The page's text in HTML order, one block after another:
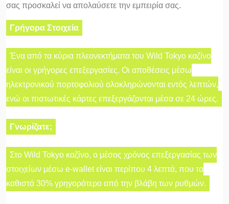
σας προσκαλεί να απολαύσετε την εμπειρία σας.
Γρήγορα Στοιχεία
Ένα από τα κύρια πλεονεκτήματα του Wild Tokyo καζίνο
είναι οι γρήγορες επεξεργασίες. Οι αποθέσεις μέσω
ηλεκτρονικού πορτοφολιού ολοκληρώνονται εντός λεπτών,
ενώ οι πιστωτικές κάρτες επεξεργάζονται μέσα σε 24 ώρες.
Γνωρίζατε;
Στο Wild Tokyo καζίνο, ο μέσος χρόνος επεξεργασίας των
στοιχείων μέσω e-wallet είναι περίπου 4 λεπτά, που το
καθιστά 30% γρηγορότερο από την βλάβη των ρυθμών.